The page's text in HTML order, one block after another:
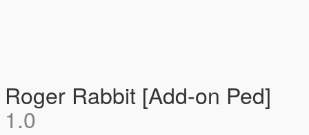
Roger Rabbit [Add-on Ped]
1.0